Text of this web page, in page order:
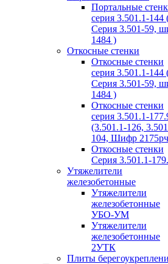
Портальные
серия 3.501.1-144
Серия 3.501-59,
1484 )
Откосные стенки
Откосные стенки
серия 3.501.1-144
Серия 3.501-59,
1484 )
Откосные стенки
серия 3.501.1-
(3.501.1-126,
104, Шифр
Откосные стенки
Серия 3.501.1-
Утяжелители
железобетонные
Утяжелители
железобетонные
УБО-УМ
Утяжелители
железобетонные
2УТК
Плиты